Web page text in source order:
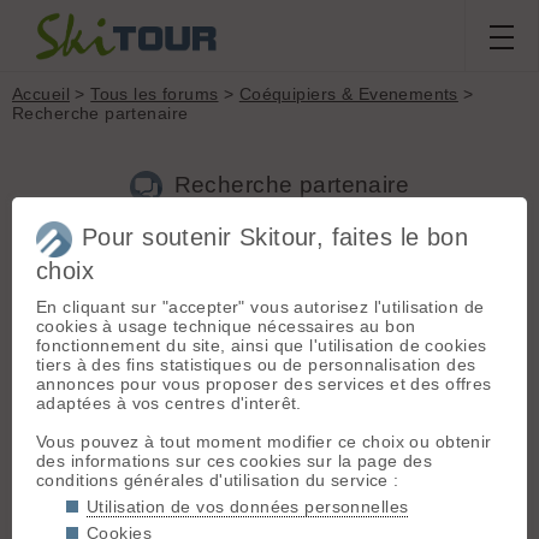
Accueil >Tous les forums > Coéquipiers & Evenements >
Recherche partenaire
Recherche partenaire
Nouveau sujet
B
buet[5posts] - Le 02/04/2014 13:04
Bonjour, je suis à la recherche d'un partenaire pour
randonner (mais aussi pourquoi pas faire de l'alpinisme) du
côté de la vanoise (traversée de l'albaron par ex) pour cette
fin de semaine (entre demain et dimanche...). Sinon plus
B Bonot'[ 15posts] - Le 02/04/2014 18:12
Ton annonce m'intéresse, tu peux me contacter au
Pour soutenir Skitour, faites le bon
choix
En cliquant sur "accepter" vous autorisez l'utilisation de
cookies à usage technique nécessaires au bon
fonctionnement du site, ainsi que l'utilisation de cookies
tiers à des fins statistiques ou de personnalisation des
annonces pour vous proposer des services et des offres
adaptées à vos centres d'interêt.
Vous pouvez à tout moment modifier ce choix ou obtenir
des informations sur ces cookies sur la page des
conditions générales d'utilisation du service :
Utilisation de vos données personnelles
Cookies